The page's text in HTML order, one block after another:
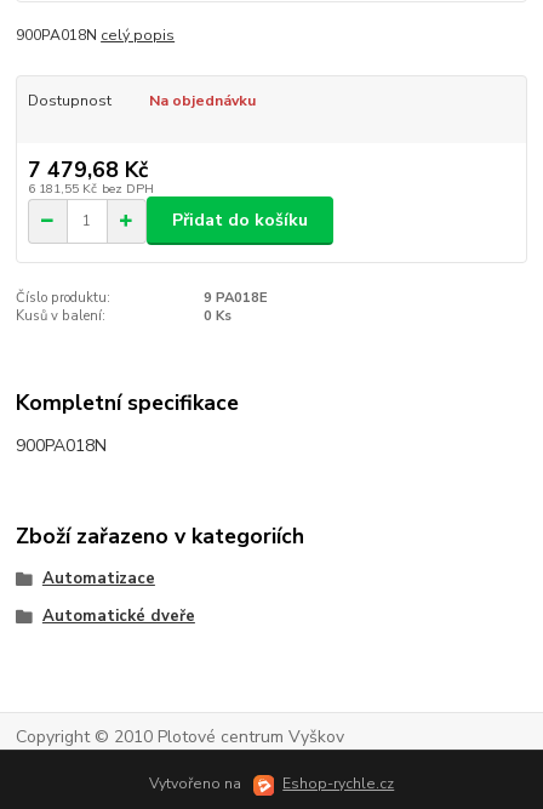
900PA018N celý popis
Dostupnost Na objednávku
7 479,68 Kč
6 181,55 Kč bez DPH
Přidat do košíku
Číslo produktu:
9 PA018E
Kusů v balení:
0 Ks
Kompletní specifikace
900PA018N
Zboží zařazeno v kategoriích
Automatizace
Automatické dveře
Copyright © 2010 Plotové centrum Vyškov
Vytvořeno na Eshop-rychle.cz